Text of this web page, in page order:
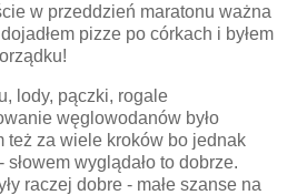
w przeddzień maratonu ważna
pizze po córkach i byłem
lody, pączki, rogale
węglowodanów było
też za wiele kroków bo jednak
słowem wyglądało to dobrze.
raczej dobre - małe szanse na